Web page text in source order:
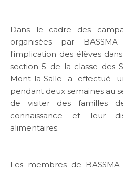
Dans le cadre des
organisées par
l'implication des élèves
section 5 de la classe des
Mont-la-Salle a effectué
pendant deux semaines au
de visiter des familles
connaissance et leur
alimentaires.
Les membres de